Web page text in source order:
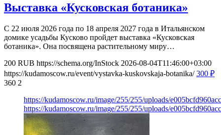
Выставка «Кусковская ботаника»
С 22 июля 2026 года по 18 апреля 2027 года в Итальянском
домике усадьбы Кусково пройдет выставка «Кусковская
ботаника». Она посвящена растительному миру…
200 RUB https://schema.org/InStock 2026-08-04T11:46:00+03:00
https://kudamoscow.ru/event/vystavka-kuskovskaja-botanika/ 300 ₽
360 2
https://kudamoscow.ru/image/255/255/uploads/
https://kudamoscow.ru/image/255/255/uploads/